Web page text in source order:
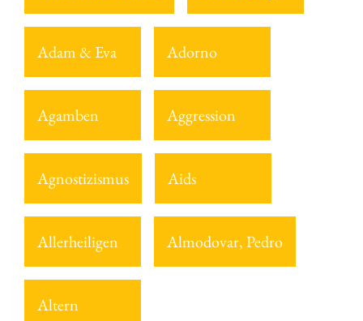
Adam & Eva Adorno
Agamben Aggression
Agnostizismus Aids
Allerheiligen Almodovar, Pedro
Altern